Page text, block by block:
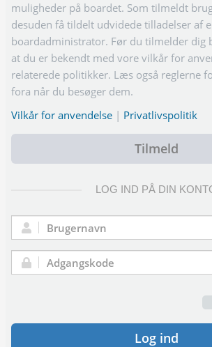
muligheder på boardet. Som tilmeldt
desuden få tildelt udvidede tilladelser af
boardadministrator. Før du tilmelder dig
at du er bekendt med vore vilkår for
relaterede politikker. Læs også reglerne
fora når du besøger dem.
Vilkår for anvendelse | Privatlivspolitik
Tilmeld
LOG IND PÅ DIN
Brugernavn:
Adgangskode:
Log ind